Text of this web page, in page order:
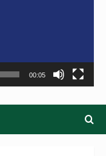
00:05